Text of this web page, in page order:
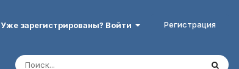
Уже зарегистрированы? Войти Регистрация